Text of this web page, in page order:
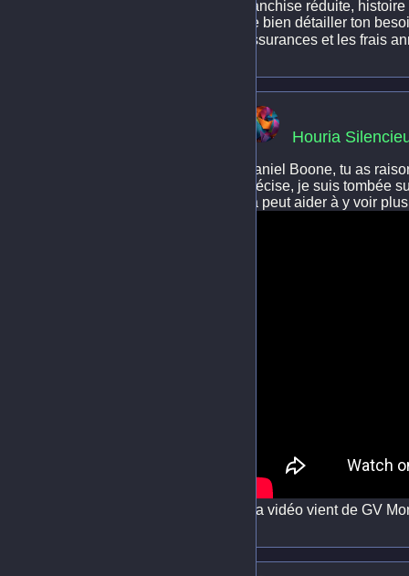
franchise réduite,
de bien détailler ton
assurances et les frais
Houria
Daniel Boone, tu as
précise, je suis tombée
ça peut aider à y voir
(La vidéo vient de GV